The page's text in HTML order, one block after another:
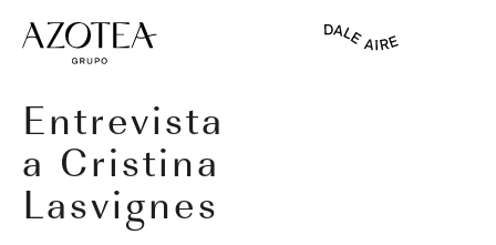
VOLVER
Entrevista
a Cristina
Lasvignes